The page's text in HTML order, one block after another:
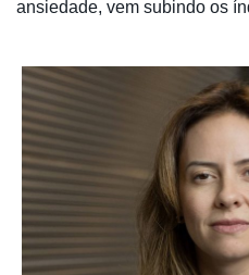
ansiedade, vem subindo os